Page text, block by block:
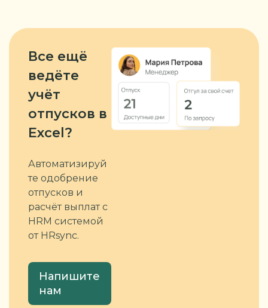
Все ещё
ведёте
учёт
отпусков в
Excel?
Автоматизируй
те одобрение
отпусков и
расчёт выплат с
HRM системой
от HRsync.
Напишите
нам